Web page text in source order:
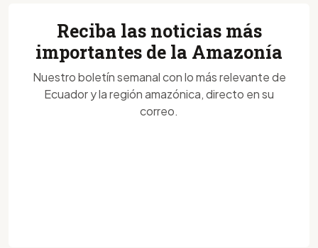
Reciba las noticias más
importantes de la Amazonía
Nuestro boletín semanal con lo más relevante de
Ecuador y la región amazónica, directo en su
correo.